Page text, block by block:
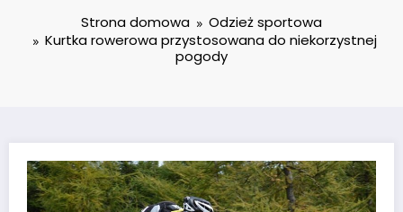
Strona domowa
Odzież sportowa
Kurtka rowerowa przystosowana do niekorzystnej
pogody